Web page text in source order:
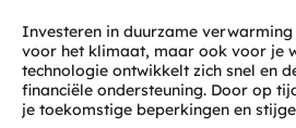
Investeren in duurzame
voor het klimaat, maar ook voor je
technologie ontwikkelt zich snel en
financiële ondersteuning. Door op
je toekomstige beperkingen en